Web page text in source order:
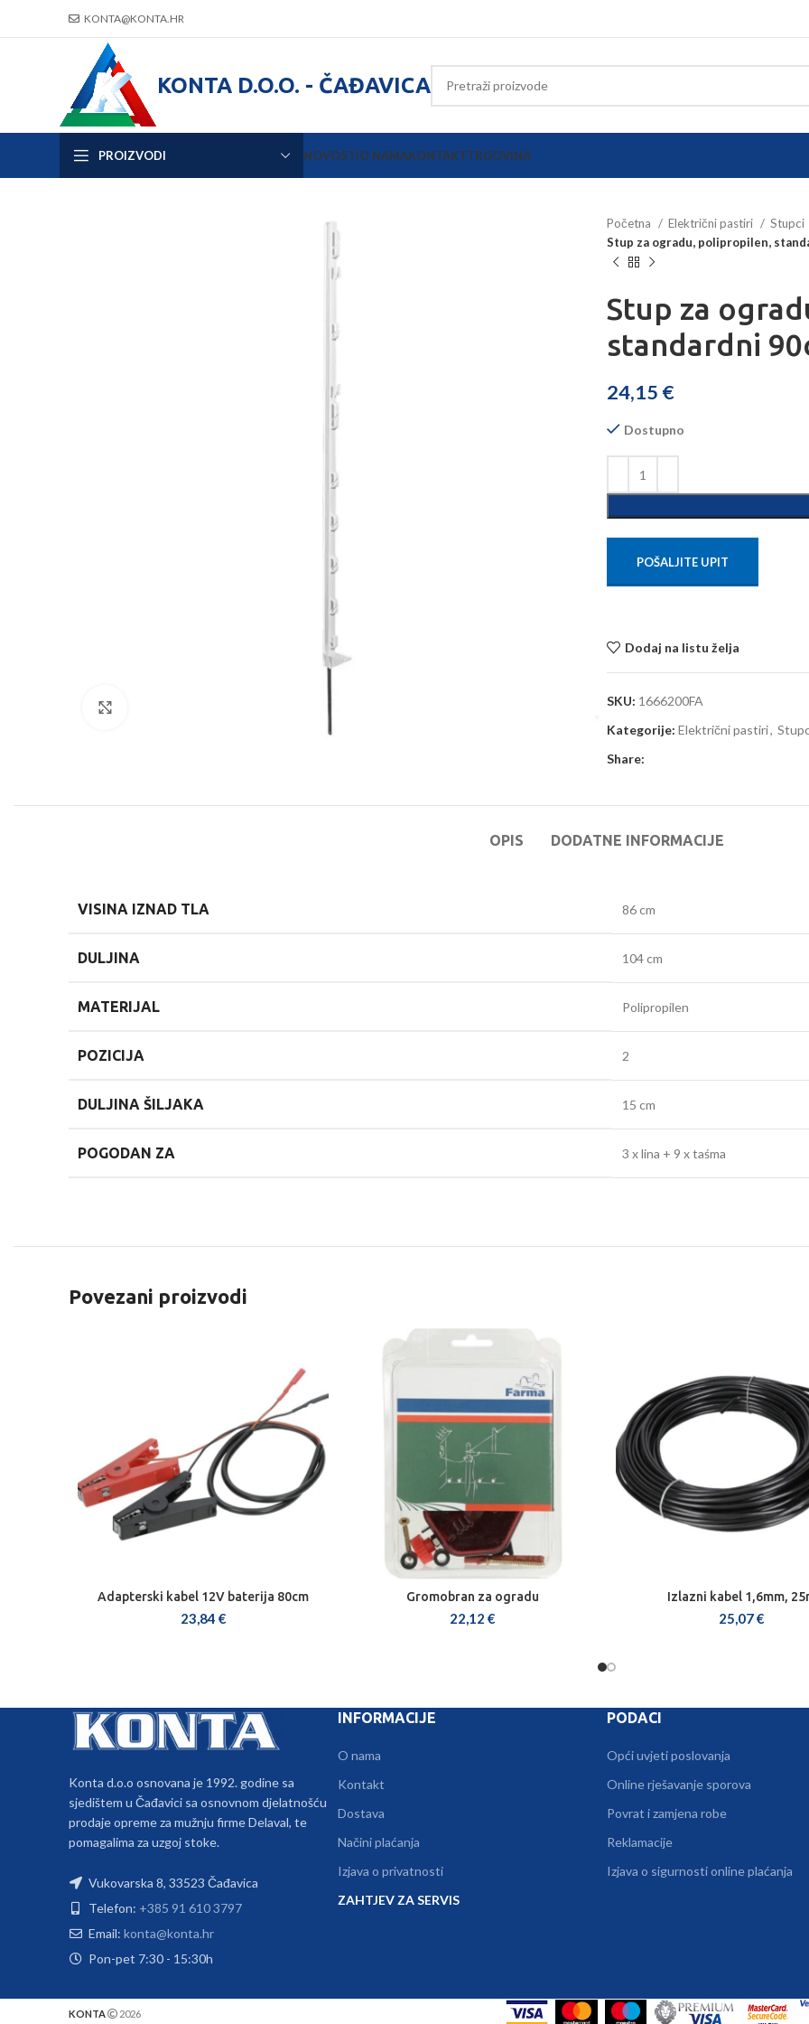
KONTA@KONTA.HR
KONTA D.O.O. - ČAĐAVICA
PROIZVODI NOVOSTIO NAMAKONTAKTTRGOVINA
Početna Električni pastiri
Stupci
Stup za ogradu, polipropilen,
Stup za
standardni
24,15 €
Dostupno
POŠALJITE UPIT
Dodaj na listu želja
SKU: 1666200FA
Kategorije: Električni pastiri,
Share:
OPIS DODATNE INFORMACIJE
VISINA IZNAD TLA 86 cm
DULJINA 104 cm
MATERIJAL Polipropilen
POZICIJA 2
DULJINA ŠILJAKA 15 cm
POGODAN ZA 3 x lina + 9 x taśma
Povezani proizvodi
DODAJ U KOŠARICU
Adapterski kabel 12V baterija 80cm
23,84 €
DODAJ U KOŠARICU
Gromobran za ogradu
22,12 €
DODAJ U KOŠARICU
Izlazni kabel 1,6mm,
25,07€
Konta d.o.o osnovana je 1992. godine sa
sjedištem u Čađavici sa osnovnom djelatnošću
prodaje opreme za mužnju firme Delaval, te
pomagalima za uzgoj stoke.
Vukovarska 8, 33523 Čađavica
Telefon: +385 91 610 3797
Email: konta@konta.hr
Pon-pet 7:30 - 15:30h
INFORMACIJE
O nama
Kontakt
Dostava
Načini plaćanja
Izjava o privatnosti
ZAHTJEV ZA SERVIS
PODACI
Opći uvjeti poslovanja
Online rješavanje sporova
Povrat i zamjena robe
Reklamacije
Izjava o sigurnosti online plaćanja
KONTA 2026